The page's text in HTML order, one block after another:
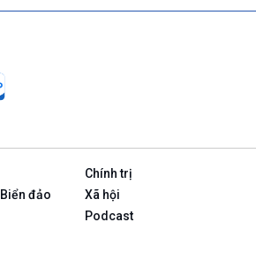
Chính trị
đảo Xã hội
Podcast